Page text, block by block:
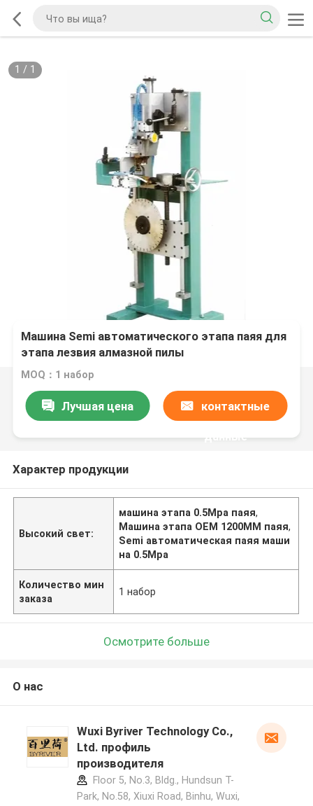
1 / 1
Машина Semi автоматического этапа паяя для
этапа лезвия алмазной пилы
MOQ：1 набор
Лучшая цена контактные
данные
Характер продукции
Высокий свет:
машина этапа 0.5Mpa паяя,
Машина этапа OEM 1200MM паяя,
Semi автоматическая паяя маши
на 0.5Mpa
Количество мин
заказа
1 набор
Осмотрите больше
О нас
Wuxi Byriver Technology Co.,
Ltd. профиль
производителя
Floor 5, No.3, Bldg., Hundsun T-
Park, No.58, Xiuxi Road, Binhu, Wuxi,